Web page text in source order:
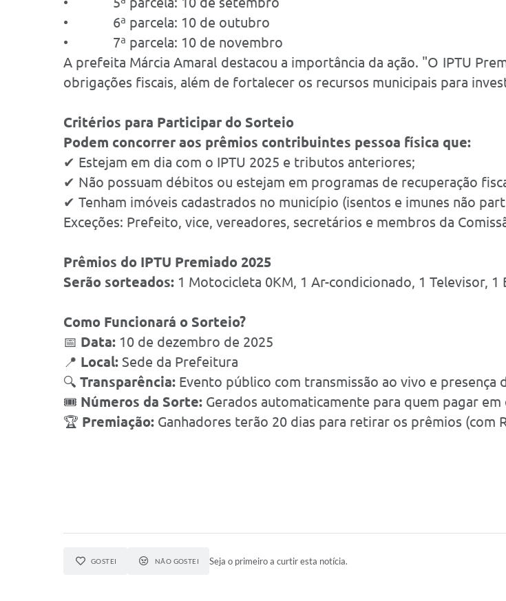
• 6ª parcela: 10 de outubro
• 7ª parcela: 10 de novembro
A prefeita Márcia Amaral destacou a importância da ação. "O IPTU
obrigações fiscais, além de fortalecer os recursos municipais para
Critérios para Participar do Sorteio
Podem concorrer aos prêmios contribuintes pessoa física que:
✔ Estejam em dia com o IPTU 2025 e tributos anteriores;
✔ Não possuam débitos ou estejam em programas de recuperação
✔ Tenham imóveis cadastrados no município (isentos e imunes não
Exceções: Prefeito, vice, vereadores, secretários e membros da
Prêmios do IPTU Premiado 2025
Serão sorteados: 1 Motocicleta 0KM, 1 Ar-condicionado, 1 Televisor,
Como Funcionará o Sorteio?
📅 Data: 10 de dezembro de 2025
📍 Local: Sede da Prefeitura
🔍 Transparência: Evento público com transmissão ao vivo e presença
🎟 Números da Sorte: Gerados automaticamente para quem pagar em
🏆 Premiação: Ganhadores terão 20 dias para retirar os prêmios (com
GOSTEI NÃO GOSTEI Seja o primeiro a curtir esta notícia.